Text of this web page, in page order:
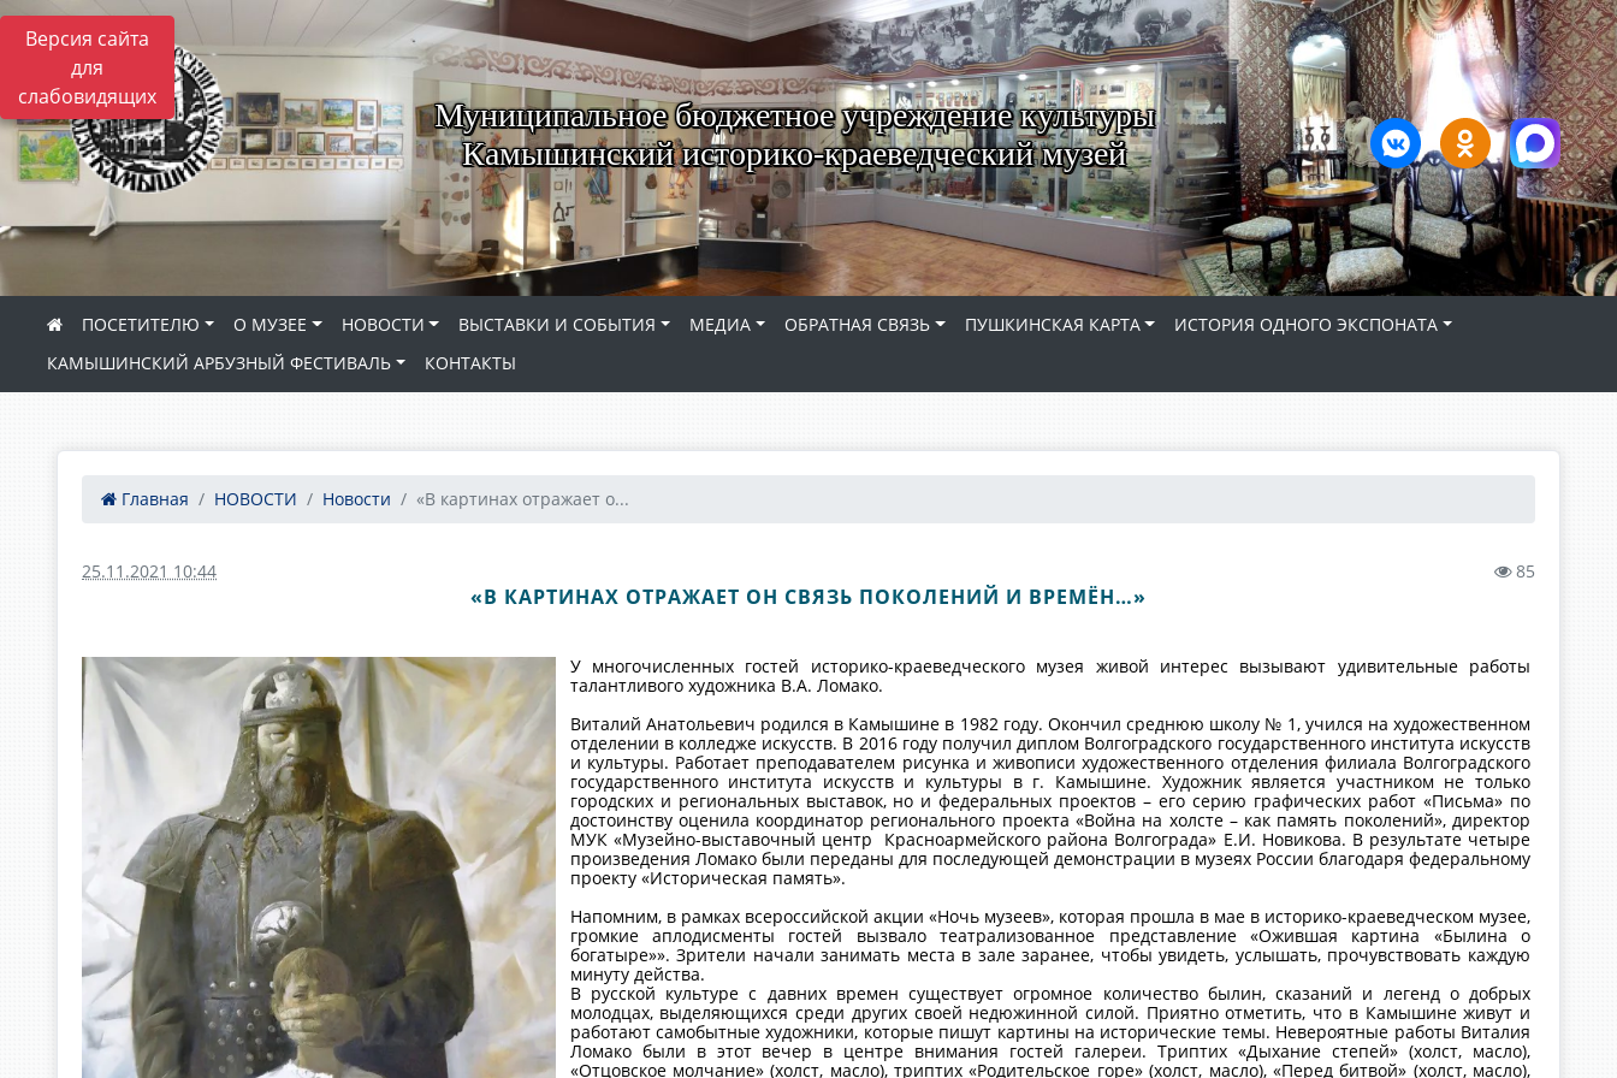
Версия сайта
для
слабовидящих
Муниципальное бюджетное учреждение культуры
Камышинский историко-краеведческий музей
ПОСЕТИТЕЛЮ О МУЗЕЕ НОВОСТИ ВЫСТАВКИ И СОБЫТИЯ МЕДИА ОБРАТНАЯ СВЯЗЬ ПУШКИНСКАЯ КАРТА
ИСТОРИЯ ОДНОГО ЭКСПОНАТА
КАМЫШИНСКИЙ АРБУЗНЫЙ ФЕСТИВАЛЬ
КОНТАКТЫ
Главная НОВОСТИ Новости «В картинах отражает о...
25.11.2021 10:44 85
«В КАРТИНАХ ОТРАЖАЕТ ОН СВЯЗЬ ПОКОЛЕНИЙ И ВРЕМЁН…»
У многочисленных гостей историко-краеведческого музея живой интерес вызывают удивительные работы
талантливого художника В.А. Ломако.
Виталий Анатольевич родился в Камышине в 1982 году. Окончил среднюю школу № 1, учился на художественном
отделении в колледже искусств. В 2016 году получил диплом Волгоградского государственного института искусств
и культуры. Работает преподавателем рисунка и живописи художественного отделения филиала Волгоградского
государственного института искусств и культуры в г. Камышине. Художник является участником не только
городских и региональных выставок, но и федеральных проектов – его серию графических работ «Письма» по
достоинству оценила координатор регионального проекта «Война на холсте – как память поколений», директор
МУК «Музейно-выставочный центр Красноармейского района Волгограда» Е.И. Новикова. В результате четыре
произведения Ломако были переданы для последующей демонстрации в музеях России благодаря федеральному
проекту «Историческая память».
Напомним, в рамках всероссийской акции «Ночь музеев», которая прошла в мае в историко-краеведческом музее,
громкие аплодисменты гостей вызвало театрализованное представление «Ожившая картина «Былина о
богатыре»». Зрители начали занимать места в зале заранее, чтобы увидеть, услышать, прочувствовать каждую
минуту действа.
В русской культуре с давних времен существует огромное количество былин, сказаний и легенд о добрых
молодцах, выделяющихся среди других своей недюжинной силой. Приятно отметить, что в Камышине живут и
работают самобытные художники, которые пишут картины на исторические темы. Невероятные работы Виталия
Ломако были в этот вечер в центре внимания гостей галереи. Триптих «Дыхание степей» (холст, масло),
«Отцовское молчание» (холст, масло), триптих «Родительское горе» (холст, масло), «Перед битвой» (холст, масло),